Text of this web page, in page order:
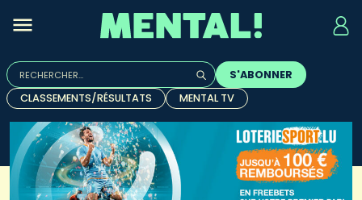
Rechercher :
Quand les résultats de l'auto-complétion sont
S'ABONNER
CLASSEMENTS/RÉSULTATS
MENTAL TV